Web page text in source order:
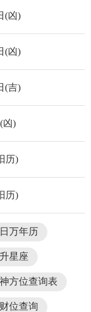
(凶)
(凶)
(吉)
凶)
历)
历)
万年历
升星座
方位查询表
位查询